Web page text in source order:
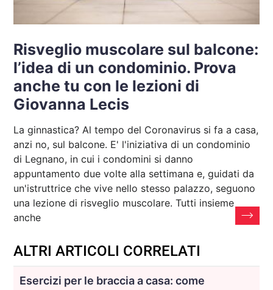
Risveglio muscolare sul balcone:
l’idea di un condominio. Prova
anche tu con le lezioni di
Giovanna Lecis
La ginnastica? Al tempo del Coronavirus si fa a casa,
anzi no, sul balcone. E' l'iniziativa di un condominio
di Legnano, in cui i condomini si danno
appuntamento due volte alla settimana e, guidati da
un'istruttrice che vive nello stesso palazzo, seguono
una lezione di risveglio muscolare. Tutti insieme
anche
ALTRI ARTICOLI CORRELATI
Esercizi per le braccia a casa: come